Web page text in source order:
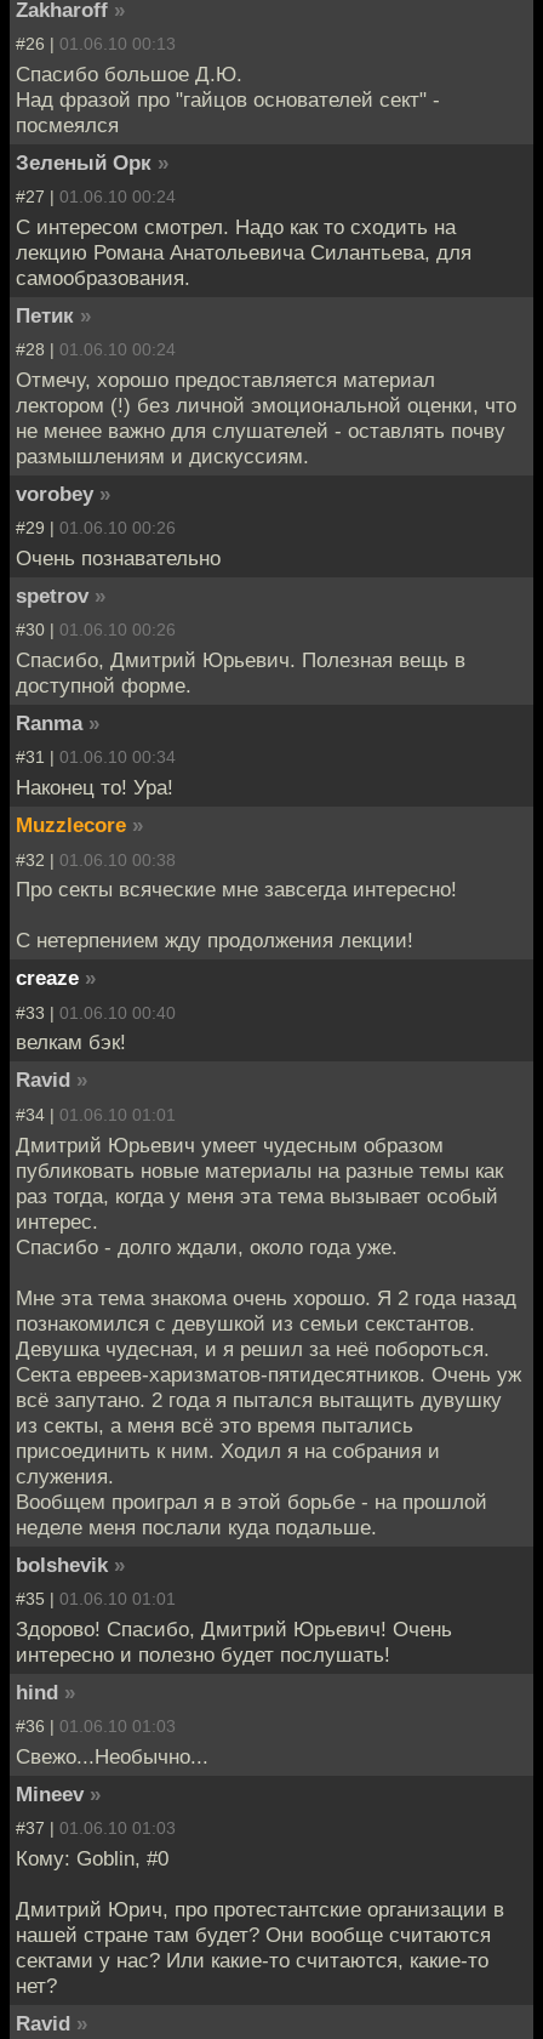
Zakharoff »
#26 | 01.06.10 00:13
Спасибо большое Д.Ю.
Над фразой про "гайцов основателей сект" -
посмеялся
Зеленый Орк »
#27 | 01.06.10 00:24
С интересом смотрел. Надо как то сходить на
лекцию Романа Анатольевича Силантьева, для
самообразования.
Петик »
#28 | 01.06.10 00:24
Отмечу, хорошо предоставляется материал
лектором (!) без личной эмоциональной оценки, что
не менее важно для слушателей - оставлять почву
размышлениям и дискуссиям.
vorobey »
#29 | 01.06.10 00:26
Очень познавательно
spetrov »
#30 | 01.06.10 00:26
Спасибо, Дмитрий Юрьевич. Полезная вещь в
доступной форме.
Ranma »
#31 | 01.06.10 00:34
Наконец то! Ура!
Muzzlecore »
#32 | 01.06.10 00:38
Про секты всяческие мне завсегда интересно!
С нетерпением жду продолжения лекции!
creaze »
#33 | 01.06.10 00:40
велкам бэк!
Ravid »
#34 | 01.06.10 01:01
Дмитрий Юрьевич умеет чудесным образом
публиковать новые материалы на разные темы как
раз тогда, когда у меня эта тема вызывает особый
интерес.
Спасибо - долго ждали, около года уже.
Мне эта тема знакома очень хорошо. Я 2 года назад
познакомился с девушкой из семьи секстантов.
Девушка чудесная, и я решил за неё побороться.
Секта евреев-харизматов-пятидесятников. Очень уж
всё запутано. 2 года я пытался вытащить дувушку
из секты, а меня всё это время пытались
присоединить к ним. Ходил я на собрания и
служения.
Вообщем проиграл я в этой борьбе - на прошлой
неделе меня послали куда подальше.
bolshevik »
#35 | 01.06.10 01:01
Здорово! Спасибо, Дмитрий Юрьевич! Очень
интересно и полезно будет послушать!
hind »
#36 | 01.06.10 01:03
Свежо...Необычно...
Mineev »
#37 | 01.06.10 01:03
Кому: Goblin, #0
Дмитрий Юрич, про протестантские организации в
нашей стране там будет? Они вообще считаются
сектами у нас? Или какие-то считаются, какие-то
нет?
Ravid »